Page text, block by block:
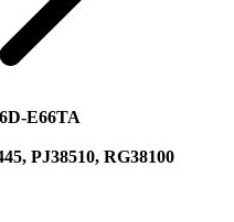
E66TA
PJ38510, RG38100